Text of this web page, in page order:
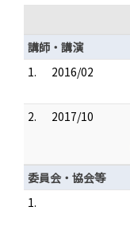
講師・講演
1.
2016/02
2.
2017/10
委員会・協会等
1.